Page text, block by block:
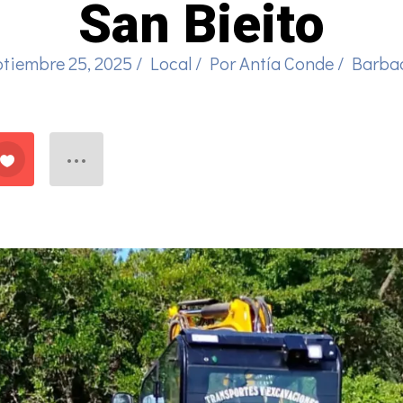
San Bieito
25, 2025 / Local / PorAntía Conde/